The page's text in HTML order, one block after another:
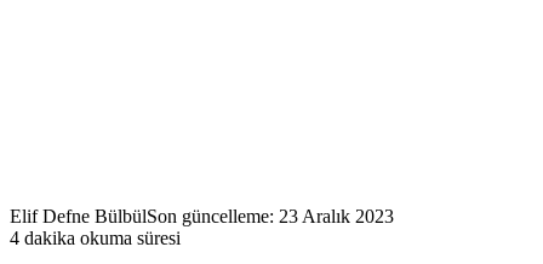
Elif Defne BülbülSon güncelleme: 23 Aralık 2023
4 dakika okuma süresi